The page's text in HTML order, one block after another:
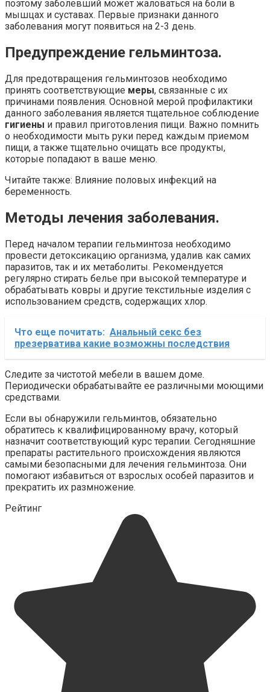
поэтому заболевший может жаловаться на боли в
мышцах и суставах. Первые признаки данного
заболевания могут появиться на 2-3 день.
Предупреждение гельминтоза.
Для предотвращения гельминтозов необходимо
принять соответствующие меры, связанные с их
причинами появления. Основной мерой профилактики
данного заболевания является тщательное соблюдение
гигиены и правил приготовления пищи. Важно помнить
о необходимости мыть руки перед каждым приемом
пищи, а также тщательно очищать все продукты,
которые попадают в ваше меню.
Читайте также: Влияние половых инфекций на
беременность.
Методы лечения заболевания.
Перед началом терапии гельминтоза необходимо
провести детоксикацию организма, удалив как самих
паразитов, так и их метаболиты. Рекомендуется
регулярно стирать белье при высокой температуре и
обрабатывать ковры и другие текстильные изделия с
использованием средств, содержащих хлор.
Что еще почитать: Анальный секс без
презерватива какие возможны последствия
Следите за чистотой мебели в вашем доме.
Периодически обрабатывайте ее различными моющими
средствами.
Если вы обнаружили гельминтов, обязательно
обратитесь к квалифицированному врачу, который
назначит соответствующий курс терапии. Сегодняшние
препараты растительного происхождения являются
самыми безопасными для лечения гельминтоза. Они
помогают избавиться от взрослых особей паразитов и
прекратить их размножение.
Рейтинг